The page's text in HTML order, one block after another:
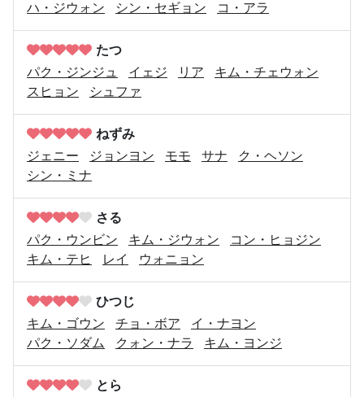
ハ・ジウォン
シン・セギョン コ・アラ
たつ
パク・ジンジュ
イェジ リア
キム・チェウォン
スヒョン
シュファ
ねずみ
ジェニー
ジョンヨン モモ サナ
ク・ヘソン
シン・ミナ
さる
パク・ウンビン
キム・ジウォン
コン・ヒョジン
キム・テヒ
レイ ウォニョン
ひつじ
キム・ゴウン
チョ・ボア
イ・ナヨン
パク・ソダム
クォン・ナラ キム・ヨンジ
とら